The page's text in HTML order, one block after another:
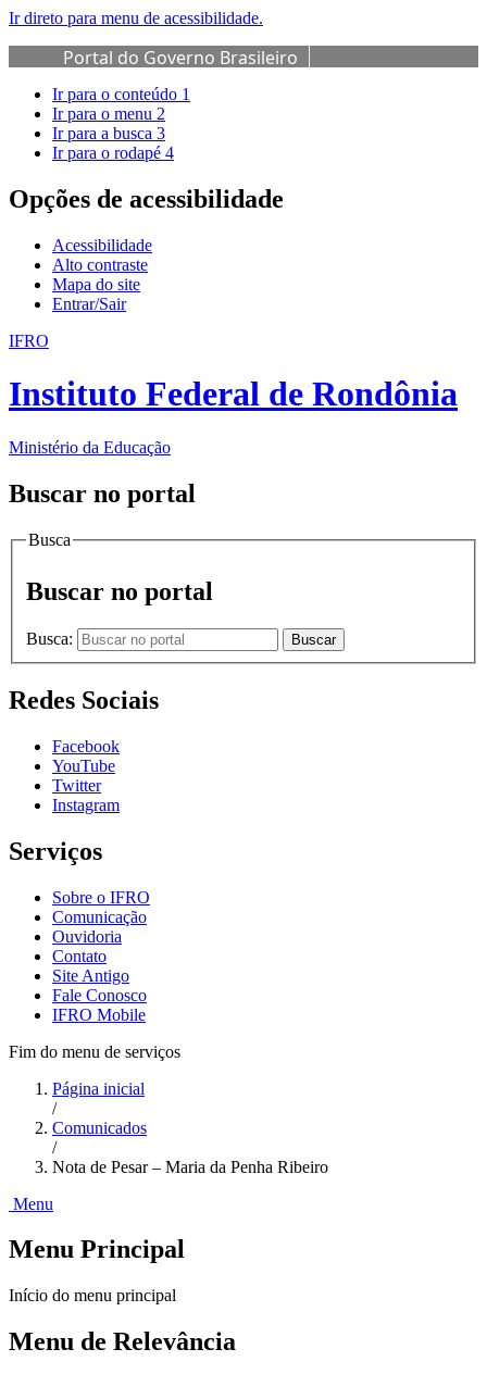
Ir direto para menu de acessibilidade.
Portal do Governo Brasileiro
Ir para o conteúdo 1
Ir para o menu 2
Ir para a busca 3
Ir para o rodapé 4
Opções de acessibilidade
Acessibilidade
Alto contraste
Mapa do site
Entrar/Sair
IFRO
Instituto Federal de Rondônia
Ministério da Educação
Buscar no portal
Busca
Buscar no portal
Busca: Buscar
Redes Sociais
Facebook
YouTube
Twitter
Instagram
Serviços
Sobre o IFRO
Comunicação
Ouvidoria
Contato
Site Antigo
Fale Conosco
IFRO Mobile
Fim do menu de serviços
Página inicial
/
Comunicados
/
Nota de Pesar – Maria da Penha Ribeiro
Menu
Menu Principal
Início do menu principal
Menu de Relevância